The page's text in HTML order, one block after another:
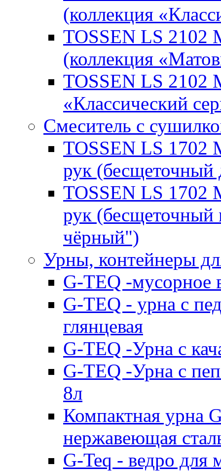
(коллекция
TOSSEN LS 2102
(коллекция
TOSSEN LS 2102
«Классический
Смеситель с
TOSSEN LS 1702
рук (бесщеточный
TOSSEN LS 1702
рук
чёрный")
Урны, контейнеры
G-TEQ -мусорное
G-TEQ - урна с
глянцевая
G-TEQ -Урна с
G-TEQ -Урна с
8л
Компактная урна
нержавеющая
G-Teq - ведро для